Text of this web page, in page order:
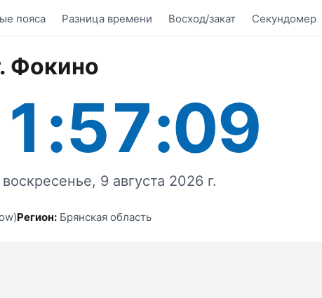
пояса Разница времени Восход/закат Секундомер
Фокино
воскресенье, 9 августа 2026 г.
Регион: Брянская область